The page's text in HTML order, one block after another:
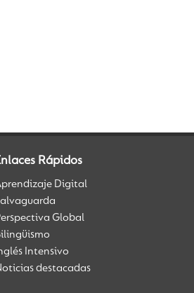
Rápidos
Digital
Global
Intensivo
destacadas